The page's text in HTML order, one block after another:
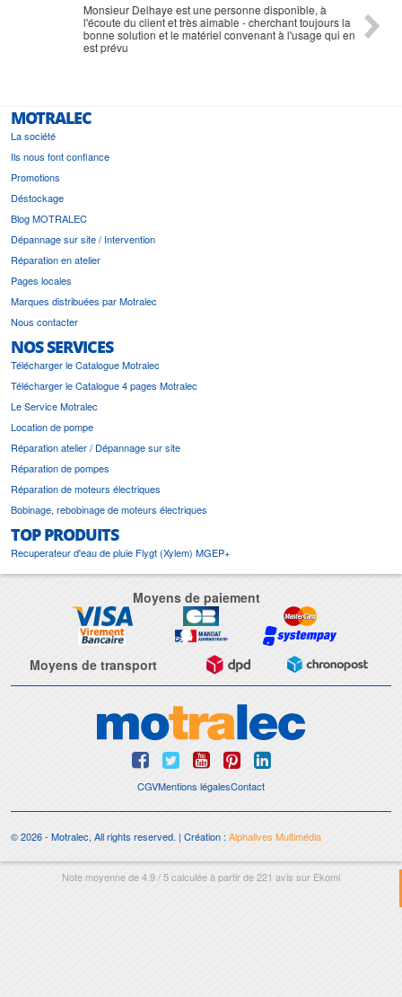
Monsieur Delhaye est une personne disponible, à
l'écoute du client et très aimable - cherchant toujours la
bonne solution et le matériel convenant à l'usage qui en
est prévu
MOTRALEC
La société
Ils nous font confiance
Promotions
Déstockage
Blog MOTRALEC
Dépannage sur site / Intervention
Réparation en atelier
Pages locales
Marques distribuées par Motralec
Nous contacter
NOS SERVICES
Télécharger le Catalogue Motralec
Télécharger le Catalogue 4 pages Motralec
Le Service Motralec
Location de pompe
Réparation atelier / Dépannage sur site
Réparation de pompes
Réparation de moteurs électriques
Bobinage, rebobinage de moteurs électriques
TOP PRODUITS
Recuperateur d'eau de pluie Flygt (Xylem) MGEP+
Moyens de paiement
Moyens de transport
CGVMentions légalesContact
© 2026 - Motralec, All rights reserved. | Création :Alphalives Multimédia
Note moyenne de4.9/5calculée à partir de221 avis sur Ekomi